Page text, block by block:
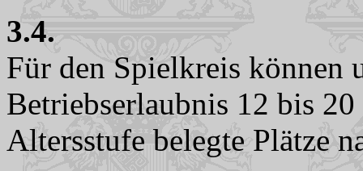
3.4.
Für den Spielkreis können
Betriebserlaubnis 12 bis
Altersstufe belegte Plätze